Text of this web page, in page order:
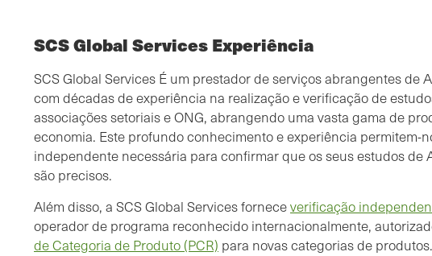
SCS Global Services Experiência
SCS Global Services É um prestador de serviços abrangentes de
com décadas de experiência na realização e verificação de
associações setoriais e ONG, abrangendo uma vasta gama de
economia. Este profundo conhecimento e experiência permitem-
independente necessária para confirmar que os seus estudos de
são precisos.
Além disso, a SCS Global Services forneceverificação
operador de programa reconhecido internacionalmente,
de Categoria de Produto (PCR) para novas categorias de produtos.